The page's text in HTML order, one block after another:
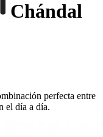
Chándal
perfecta entre
el día a día.